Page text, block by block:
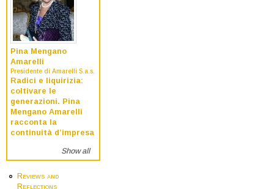
Pina Mengano
Amarelli
Presidente di Amarelli S.a.s.
Radici e liquirizia:
coltivare le
generazioni. Pina
Mengano Amarelli
racconta la
continuità d’impresa
Show all
Reviews and
Reflections